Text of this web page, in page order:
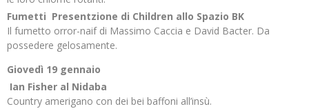
Fumetti Presentzione di Children allo Spazio BK
Il fumetto orror-naif di Massimo Caccia e David Bacter. Da
possedere gelosamente.
Giovedì 19 gennaio
Ian Fisher al Nidaba
Country amerigano con dei bei baffoni all’insù.